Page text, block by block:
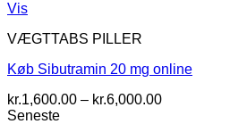
Vis
VÆGTTABS PILLER
Køb Sibutramin 20 mg online
kr.1,600.00 – kr.6,000.00Prisinterval:
Seneste